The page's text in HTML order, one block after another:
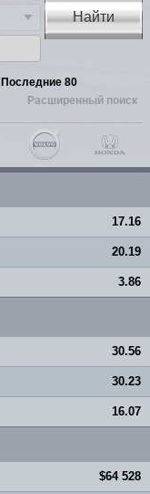
Найти
Последние 80
Расширенный поиск
17.16
20.19
3.86
30.56
30.23
16.07
$64 528